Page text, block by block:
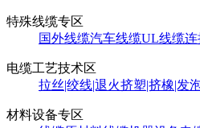
特殊线缆专区
国外线缆汽车线缆UL线缆连
电缆工艺技术区
拉丝|绞线|退火挤塑|挤橡|发
材料设备专区